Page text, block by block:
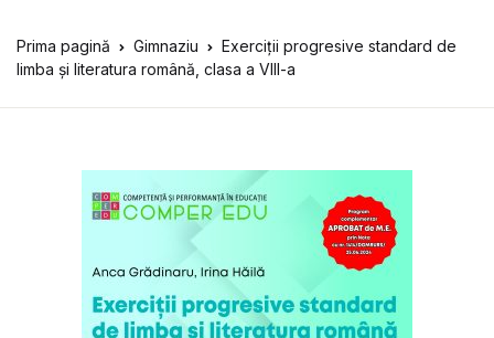
Prima pagină Gimnaziu
Exerciții progresive standard de
limba și literatura română, clasa a VIII-a